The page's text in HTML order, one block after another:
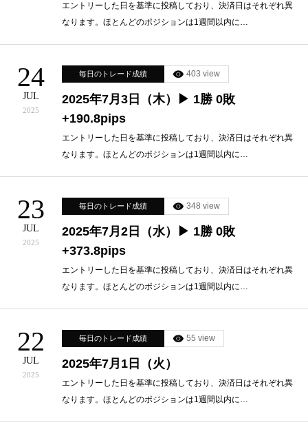
エントリーした日を基準に投稿しており、決済日はそれぞれ異
なります。ほとんどのポジションは1週間以内に…
24
JUL
2025
毎日のトレード成績 403 view
2025年7月3日（木）▶ 1勝 0敗
+190.8pips
エントリーした日を基準に投稿しており、決済日はそれぞれ異
なります。ほとんどのポジションは1週間以内に…
23
JUL
2025
毎日のトレード成績 348 view
2025年7月2日（水）▶ 1勝 0敗
+373.8pips
エントリーした日を基準に投稿しており、決済日はそれぞれ異
なります。ほとんどのポジションは1週間以内に…
22
JUL
2025
毎日のトレード成績 55 view
2025年7月1日（火）
エントリーした日を基準に投稿しており、決済日はそれぞれ異
なります。ほとんどのポジションは1週間以内に…
EXCEL SHEET
NEWS
CONTACT